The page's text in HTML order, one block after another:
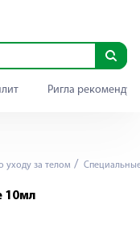
Ригла
уходу за телом
10мл